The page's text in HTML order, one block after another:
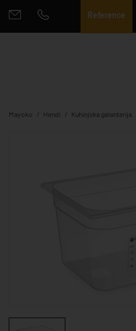
Reference
Mayoko Hendi Kuhinjska galanterija